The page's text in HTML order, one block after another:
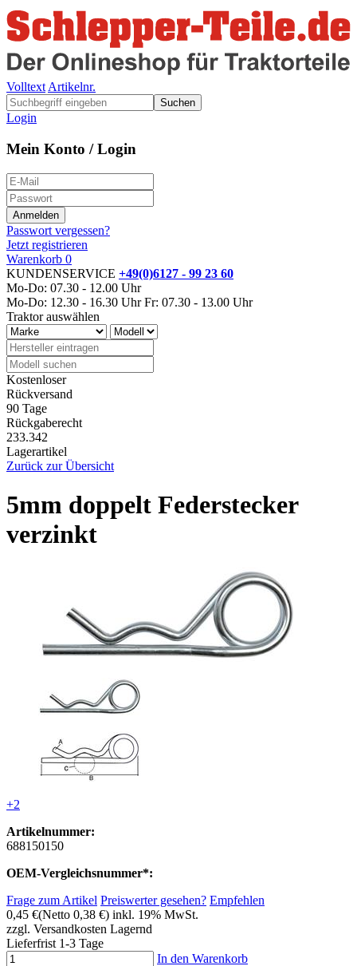
Volltext Artikelnr.
Suchen
Login
Mein Konto / Login
Passwort vergessen?
Jetzt registrieren
Warenkorb 0
KUNDENSERVICE +49(0)6127 - 99 23 60
Mo-Do: 07.30 - 12.00 Uhr
Mo-Do: 12.30 - 16.30 Uhr Fr: 07.30 - 13.00 Uhr
Traktor auswählen
Kostenloser
Rückversand
90 Tage
Rückgaberecht
233.342
Lagerartikel
Zurück zur Übersicht
5mm doppelt Federstecker
verzinkt
+2
Artikelnummer:
688150150
OEM-Vergleichsnummer*:
Frage zum Artikel Preiswerter gesehen? Empfehlen
0,45 €(Netto 0,38 €) inkl. 19% MwSt.
zzgl. Versandkosten Lagernd
Lieferfrist 1-3 Tage
In den Warenkorb